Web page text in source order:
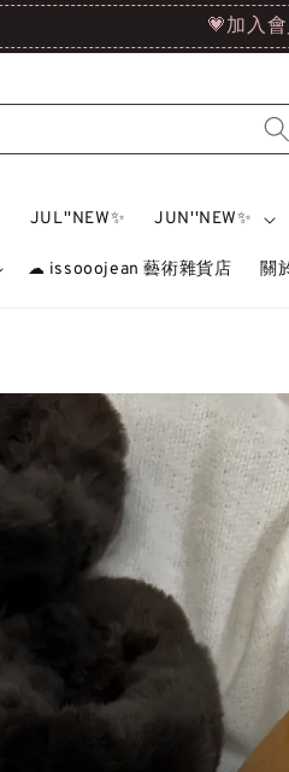
💗加入
JUL''NEW✨ JUN''NEW✨
☁ issooojean 藝術雜貨店 關